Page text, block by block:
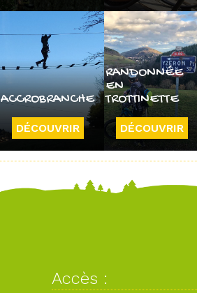
ACCROBRANCHE
DÉCOUVRIR
RANDONNÉE
EN
TROTTINETTE
DÉCOUVRIR
Accès :